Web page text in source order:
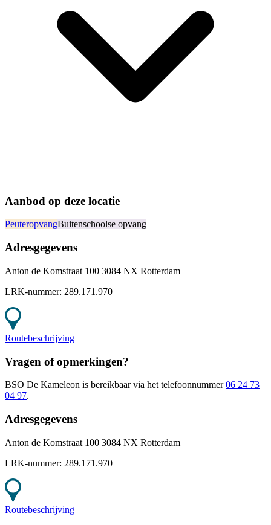
Aanbod op deze locatie
PeuteropvangBuitenschoolse opvang
Adresgegevens
Anton de Komstraat 100 3084 NX Rotterdam
LRK-nummer: 289.171.970
Routebeschrijving
Vragen of opmerkingen?
BSO De Kameleon is bereikbaar via het telefoonnummer 06 24 73
04 97.
Adresgegevens
Anton de Komstraat 100 3084 NX Rotterdam
LRK-nummer: 289.171.970
Routebeschrijving